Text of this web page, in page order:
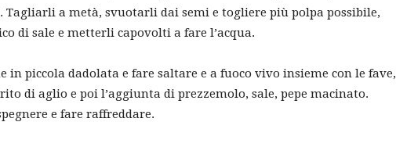
Tagliarli a metà, svuotarli dai semi e togliere più polpa possibile,
di sale e metterli capovolti a fare l’acqua.
piccola dadolata e fare saltare e a fuoco vivo insieme con le fave,
di aglio e poi l’aggiunta di prezzemolo, sale, pepe macinato.
e fare raffreddare.